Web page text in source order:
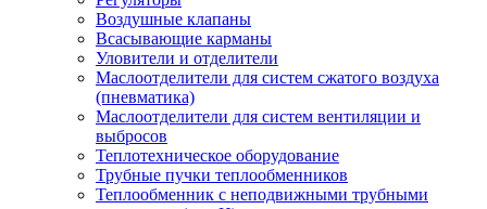
Воздушные клапаны
Всасывающие карманы
Уловители и отделители
Маслоотделители для систем сжатого воздуха
(пневматика)
Маслоотделители для систем вентиляции и
выбросов
Теплотехническое оборудование
Трубные пучки теплообменников
Теплообменник с неподвижными трубными